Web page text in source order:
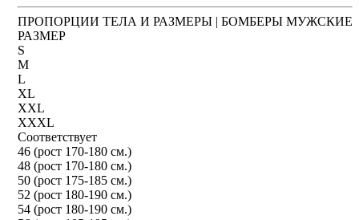
ПРОПОРЦИИ ТЕЛА И РАЗМЕРЫ | БОМБЕРЫ МУЖСКИЕ
РАЗМЕР
S
M
L
XL
XXL
XXXL
Соответствует
46 (рост 170-180 см.)
48 (рост 170-180 см.)
50 (рост 175-185 см.)
52 (рост 180-190 см.)
54 (рост 180-190 см.)